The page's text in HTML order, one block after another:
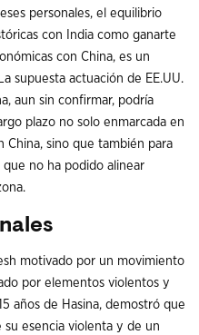
personales, el equilibrio
con India como ganarte
con China, es un
supuesta actuación de EE.UU.
aun sin confirmar, podría
plazo no solo enmarcada en
China, sino que también para
no ha podido alinear
motivado por un movimiento
por elementos violentos y
años de Hasina, demostró que
su esencia violenta y de un